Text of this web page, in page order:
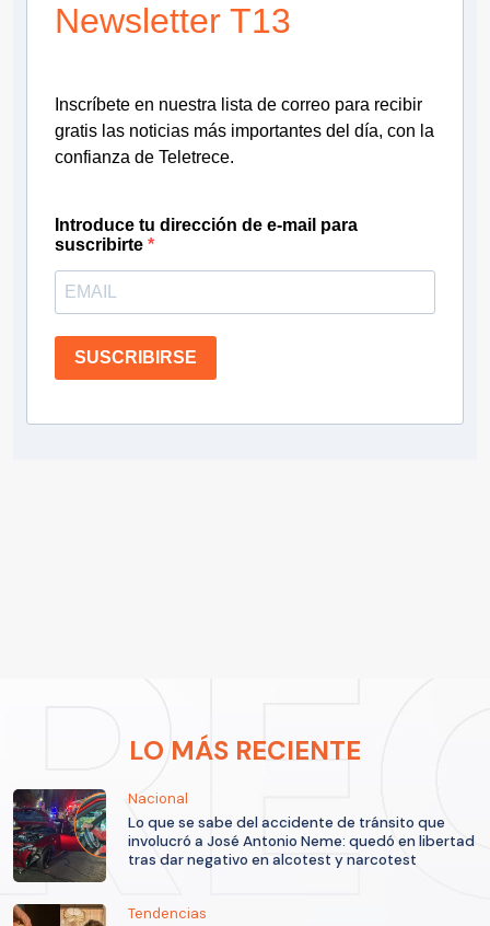
Newsletter T13
Inscríbete en nuestra lista de correo para recibir
gratis las noticias más importantes del día, con la
confianza de Teletrece.
Introduce tu dirección de e-mail para
suscribirte
SUSCRIBIRSE
LO MÁS RECIENTE
Nacional
Lo que se sabe del accidente de tránsito que
involucró a José Antonio Neme: quedó en libertad
tras dar negativo en alcotest y narcotest
Tendencias